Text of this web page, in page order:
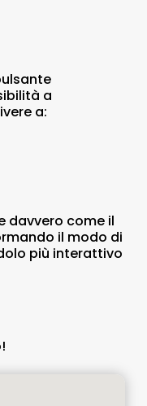
a
a:
davvero come il
il modo di
più interattivo